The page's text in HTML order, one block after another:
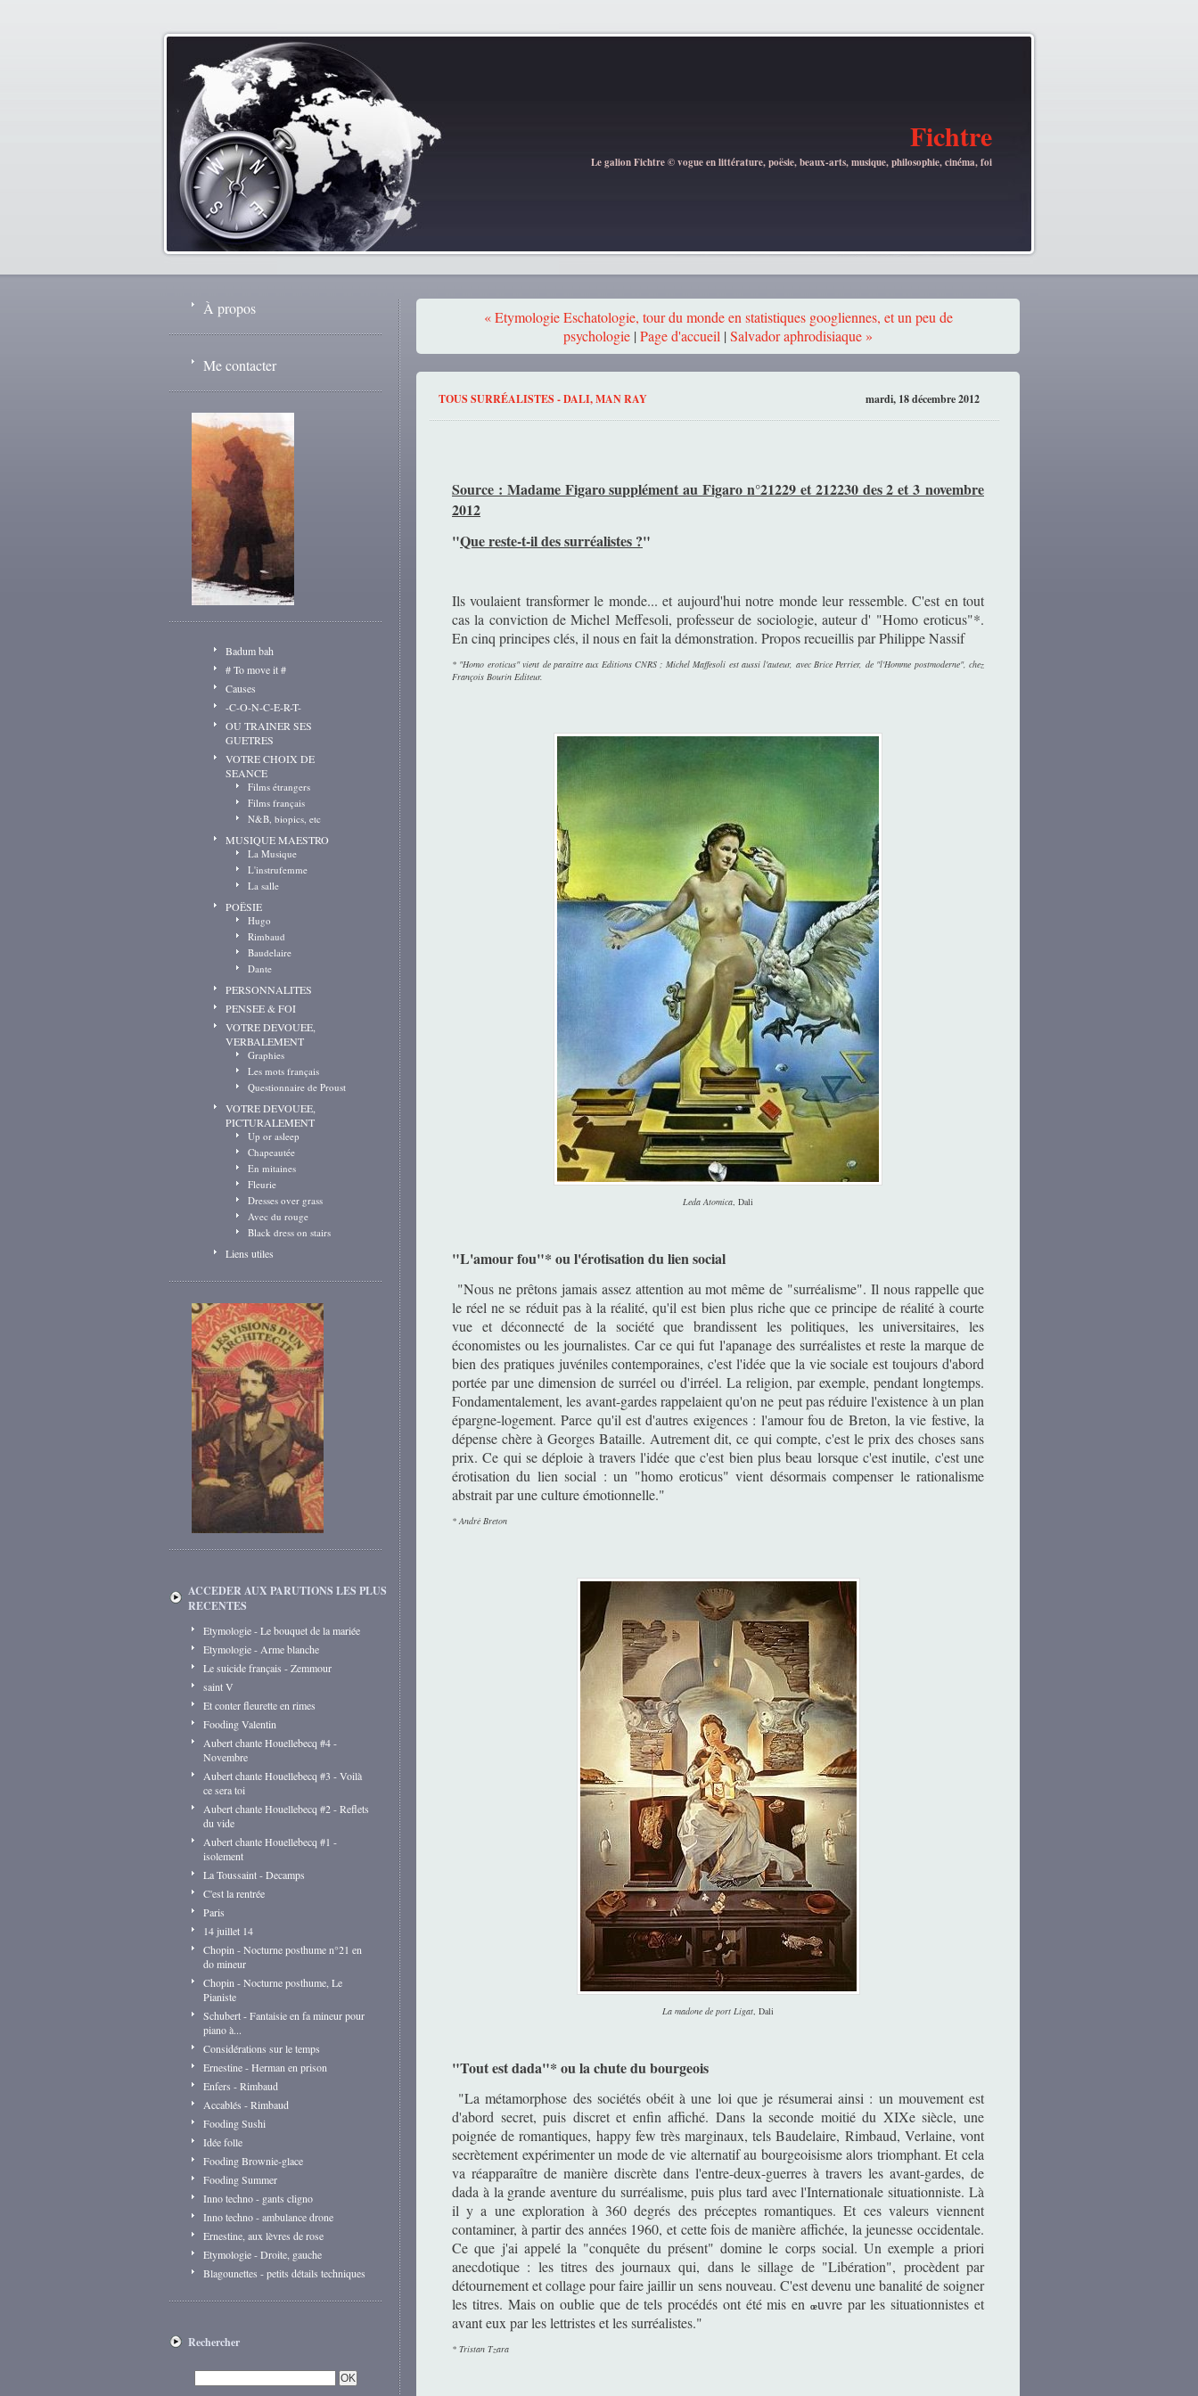
Fichtre
Le galion Fichtre © vogue en littérature, poësie, beaux-arts, musique, philosophie, cinéma, foi
À propos
Me contacter
Badum bah
# To move it #
Causes
-C-O-N-C-E-R-T-
OU TRAINER SES
GUETRES
VOTRE CHOIX DE
SEANCE
Films étrangers
Films français
N&B, biopics, etc
MUSIQUE MAESTRO
La Musique
L'instrufemme
La salle
POËSIE
Hugo
Rimbaud
Baudelaire
Dante
PERSONNALITES
PENSEE & FOI
VOTRE DEVOUEE,
VERBALEMENT
Graphies
Les mots français
Questionnaire de Proust
VOTRE DEVOUEE,
PICTURALEMENT
Up or asleep
Chapeautée
En mitaines
Fleurie
Dresses over grass
Avec du rouge
Black dress on stairs
Liens utiles
ACCEDER AUX PARUTIONS LES PLUS
RECENTES
Etymologie - Le bouquet de la mariée
Etymologie - Arme blanche
Le suicide français - Zemmour
saint V
Et conter fleurette en rimes
Fooding Valentin
Aubert chante Houellebecq #4 -
Novembre
Aubert chante Houellebecq #3 - Voilà
ce sera toi
Aubert chante Houellebecq #2 - Reflets
du vide
Aubert chante Houellebecq #1 -
isolement
La Toussaint - Decamps
C'est la rentrée
Paris
14 juillet 14
Chopin - Nocturne posthume n°21 en
do mineur
Chopin - Nocturne posthume, Le
Pianiste
Schubert - Fantaisie en fa mineur pour
piano à...
Considérations sur le temps
Ernestine - Herman en prison
Enfers - Rimbaud
Accablés - Rimbaud
Fooding Sushi
Idée folle
Fooding Brownie-glace
Fooding Summer
Inno techno - gants cligno
Inno techno - ambulance drone
Ernestine, aux lèvres de rose
Etymologie - Droite, gauche
Blagounettes - petits détails techniques
Rechercher
« Etymologie Eschatologie, tour du monde en statistiques googliennes, et un peu de
psychologie | Page d'accueil | Salvador aphrodisiaque »
mardi, 18 décembre 2012
TOUS SURRÉALISTES - DALI, MAN RAY
Source : Madame Figaro supplément au Figaro n°21229 et 212230 des 2 et 3 novembre
2012
"Que reste-t-il des surréalistes ?"
Ils voulaient transformer le monde... et aujourd'hui notre monde leur ressemble. C'est en tout
cas la conviction de Michel Meffesoli, professeur de sociologie, auteur d' "Homo eroticus"*.
En cinq principes clés, il nous en fait la démonstration. Propos recueillis par Philippe Nassif
* "Homo eroticus" vient de paraître aux Editions CNRS ; Michel Maffesoli est aussi l'auteur, avec Brice Perrier, de "l'Homme postmoderne", chez
François Bourin Editeur.
Leda Atomica, Dali
"L'amour fou"* ou l'érotisation du lien social
"Nous ne prêtons jamais assez attention au mot même de "surréalisme". Il nous rappelle que
le réel ne se réduit pas à la réalité, qu'il est bien plus riche que ce principe de réalité à courte
vue et déconnecté de la société que brandissent les politiques, les universitaires, les
économistes ou les journalistes. Car ce qui fut l'apanage des surréalistes et reste la marque de
bien des pratiques juvéniles contemporaines, c'est l'idée que la vie sociale est toujours d'abord
portée par une dimension de surréel ou d'irréel. La religion, par exemple, pendant longtemps.
Fondamentalement, les avant-gardes rappelaient qu'on ne peut pas réduire l'existence à un plan
épargne-logement. Parce qu'il est d'autres exigences : l'amour fou de Breton, la vie festive, la
dépense chère à Georges Bataille. Autrement dit, ce qui compte, c'est le prix des choses sans
prix. Ce qui se déploie à travers l'idée que c'est bien plus beau lorsque c'est inutile, c'est une
érotisation du lien social : un "homo eroticus" vient désormais compenser le rationalisme
abstrait par une culture émotionnelle."
* André Breton
La madone de port Ligat , Dali
"Tout est dada"* ou la chute du bourgeois
"La métamorphose des sociétés obéit à une loi que je résumerai ainsi : un mouvement est
d'abord secret, puis discret et enfin affiché. Dans la seconde moitié du XIXe siècle, une
poignée de romantiques, happy few très marginaux, tels Baudelaire, Rimbaud, Verlaine, vont
secrètement expérimenter un mode de vie alternatif au bourgeoisisme alors triomphant. Et cela
va réapparaître de manière discrète dans l'entre-deux-guerres à travers les avant-gardes, de
dada à la grande aventure du surréalisme, puis plus tard avec l'Internationale situationniste. Là
il y a une exploration à 360 degrés des préceptes romantiques. Et ces valeurs viennent
contaminer, à partir des années 1960, et cette fois de manière affichée, la jeunesse occidentale.
Ce que j'ai appelé la "conquête du présent" domine le corps social. Un exemple a priori
anecdotique : les titres des journaux qui, dans le sillage de "Libération", procèdent par
détournement et collage pour faire jaillir un sens nouveau. C'est devenu une banalité de soigner
les titres. Mais on oublie que de tels procédés ont été mis en œuvre par les situationnistes et
avant eux par les lettristes et les surréalistes."
* Tristan Tzara